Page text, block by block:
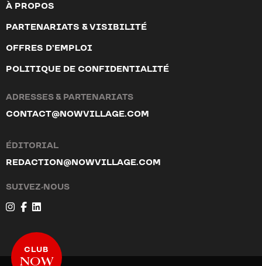
CLUB
NOW
À PROPOS
PARTENARIATS & VISIBILITÉ
OFFRES D’EMPLOI
POLITIQUE DE CONFIDENTIALITÉ
ADRESSES & PARTENARIATS
CONTACT@NOWVILLAGE.COM
ÉDITORIAL
REDACTION@NOWVILLAGE.COM
SUIVEZ-NOUS